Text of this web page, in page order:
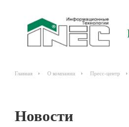
Главная О компании Пресс-центр
Новости